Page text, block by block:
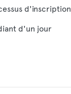
d'inscription
d'un jour